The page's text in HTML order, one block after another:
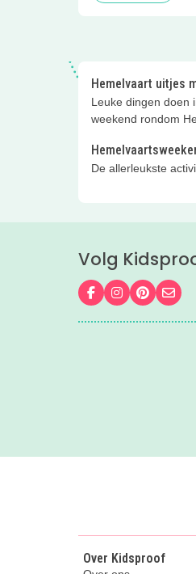
opperbest vermaken?
Hemelvaart uitjes
Leuke dingen doen
weekend rondom
De allerleukste
Volg
Volg ons op
Volg ons op
Volg ons
Mail
Over Kidsproof